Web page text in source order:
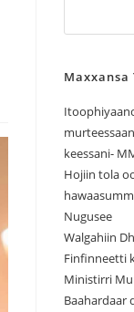
Maxxansa
keessani-
Hojiin tola
Nugusee
Walgahiin
Finfinneetti
Ministirri
Baahardaar